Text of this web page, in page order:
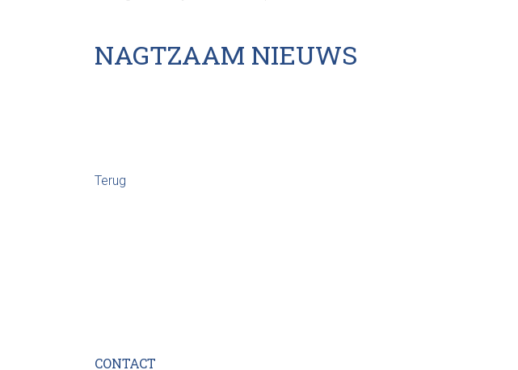
NAGTZAAM NIEUWS
Terug
CONTACT